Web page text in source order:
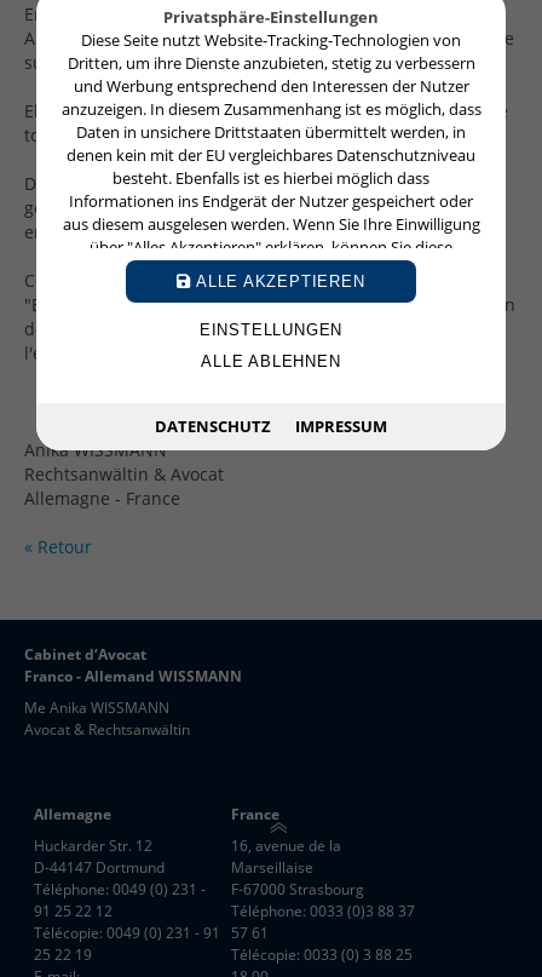
Privatsphäre-Einstellungen
Diese Seite nutzt Website-Tracking-Technologien von
Dritten, um ihre Dienste anzubieten, stetig zu verbessern
und Werbung entsprechend den Interessen der Nutzer
anzuzeigen. In diesem Zusammenhang ist es möglich, dass
Daten in unsichere Drittstaaten übermittelt werden, in
denen kein mit der EU vergleichbares Datenschutzniveau
besteht. Ebenfalls ist es hierbei möglich dass
Informationen ins Endgerät der Nutzer gespeichert oder
aus diesem ausgelesen werden. Wenn Sie Ihre Einwilligung
über "Alles Akzeptieren" erklären, können Sie diese
jederzeit mit Wirkung für die Zukunft widerrufen oder
ändern.
ALLE AKZEPTIEREN
EINSTELLUNGEN
ALLE ABLEHNEN
DATENSCHUTZ IMPRESSUM
En vue de cette modification, la Chambre des Avocats en
Allemagne ("Bundesrechtsanwaltskammer") s'est prononcée
sur les règlements européens.
Elle se montre favorable pour une traduction obligatiore de
tous les actes signifiés ou notifiés entre deux pays.
De plus, elle propose des formulaires avec une validité
générale. Cela pourrait faciliter l'échange des informations
entre les différents pays membres.
Concernant l'administration de la preuve, la
"Bundesrechtsanwaltskammer" se prononce pour l'adoption
des mêmes standards dans les différents pays pour
l'évaluation des preuves.
Anika WISSMANN
Rechtsanwältin & Avocat
Allemagne - France
« Retour
Cabinet d‘Avocat
Franco - Allemand WISSMANN
Me Anika WISSMANN
Avocat & Rechtsanwältin
Allemagne
Huckarder Str. 12
D-44147 Dortmund
Téléphone: 0049 (0) 231 -
91 25 22 12
Télécopie: 0049 (0) 231 - 91
25 22 19
France
16, avenue de la
Marseillaise
F-67000 Strasbourg
Téléphone: 0033 (0)3 88 37
57 61
Télécopie: 0033 (0) 3 88 25